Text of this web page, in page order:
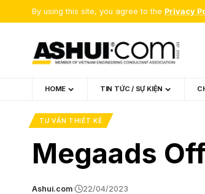
By using this site, you agree to the Privacy
HOME TIN TỨC / SỰ KIỆN
TƯ VẤN THIẾT KẾ
Megaads
Ashui.com 22/04/2023